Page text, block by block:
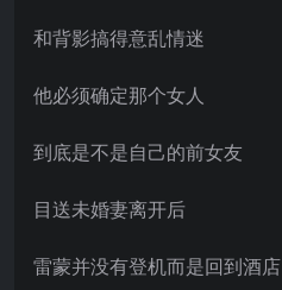
和背影搞得意乱情迷
他必须确定那个女人
到底是不是自己的前女友
目送未婚妻离开后
雷蒙并没有登机而是回到酒店